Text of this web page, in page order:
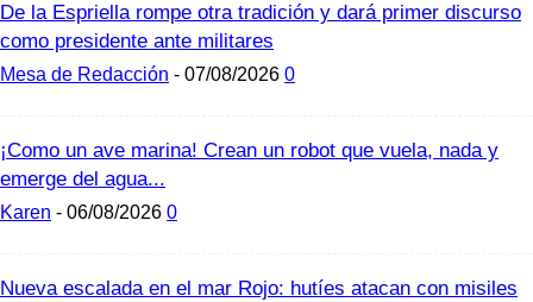
De la Espriella rompe otra tradición y dará primer discurso
como presidente ante militares
Mesa de Redacción - 07/08/2026 0
¡Como un ave marina! Crean un robot que vuela, nada y
emerge del agua...
Karen - 06/08/2026 0
Nueva escalada en el mar Rojo: hutíes atacan con misiles